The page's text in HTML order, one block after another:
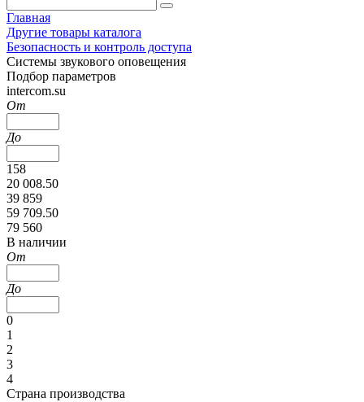
Главная
Другие товары каталога
Безопасность и контроль доступа
Системы звукового оповещения
Подбор параметров
intercom.su
От
До
158
20 008.50
39 859
59 709.50
79 560
В наличии
От
До
0
1
2
3
4
Страна производства